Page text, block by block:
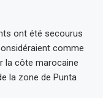
ont été secourus
comme
la côte marocaine
la zone de Punta